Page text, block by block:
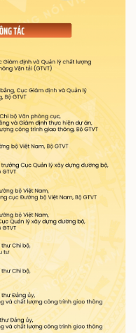
khí
tích
- Xe máy
tô
máy
vấn
nghệ
điệu
Công nghệ